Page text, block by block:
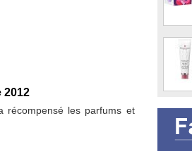
2012
récompensé les parfums et